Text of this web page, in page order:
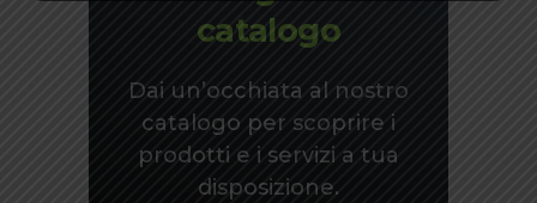
catalogo
Dai un’occhiata al nostro
catalogo per scoprire i
prodotti e i servizi a tua
disposizione.